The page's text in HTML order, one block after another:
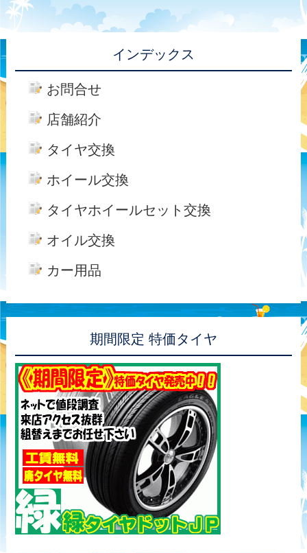
インデックス
お問合せ
店舗紹介
タイヤ交換
ホイール交換
タイヤホイールセット交換
オイル交換
カー用品
期間限定 特価タイヤ